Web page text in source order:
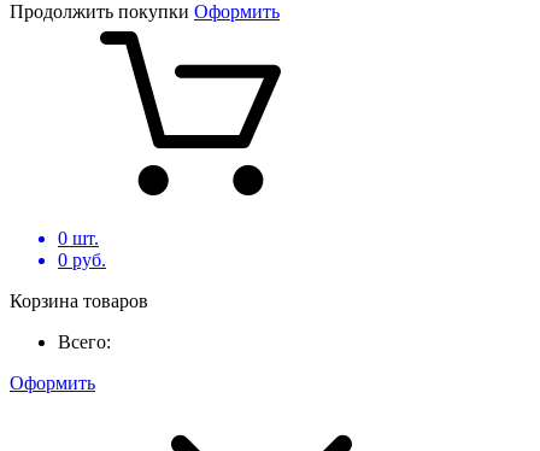
Продолжить покупки Оформить
0 шт.
0 руб.
Корзина товаров
Всего:
Оформить